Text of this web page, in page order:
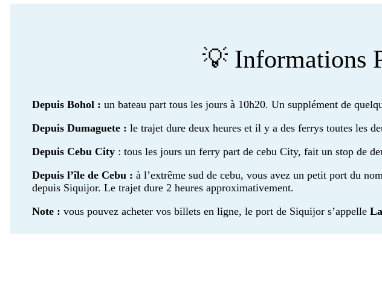
💡 Informations
Depuis Bohol : un bateau part tous les jours à 10h20. Un supplément de
Depuis Dumaguete : le trajet dure deux heures et il y a des ferrys toutes les
Depuis Cebu City : tous les jours un ferry part de cebu City, fait un stop de
Depuis l’île de Cebu : à l’extrême sud de cebu, vous avez un petit port du
depuis Siquijor. Le trajet dure 2 heures approximativement.
Note : vous pouvez acheter vos billets en ligne, le port de Siquijor s’appelle